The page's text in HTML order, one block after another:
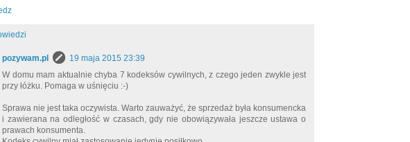
pozywam.pl
19 maja 2015 23:39
W domu mam aktualnie chyba 7 kodeksów cywilnych, z czego jeden zwykle jest
przy łóżku. Pomaga w uśnięciu :-)
Sprawa nie jest taka oczywista. Warto zauważyć, że sprzedaż była konsumencka
i zawierana na odległość w czasach, gdy nie obowiązywała jeszcze ustawa o
prawach konsumenta.